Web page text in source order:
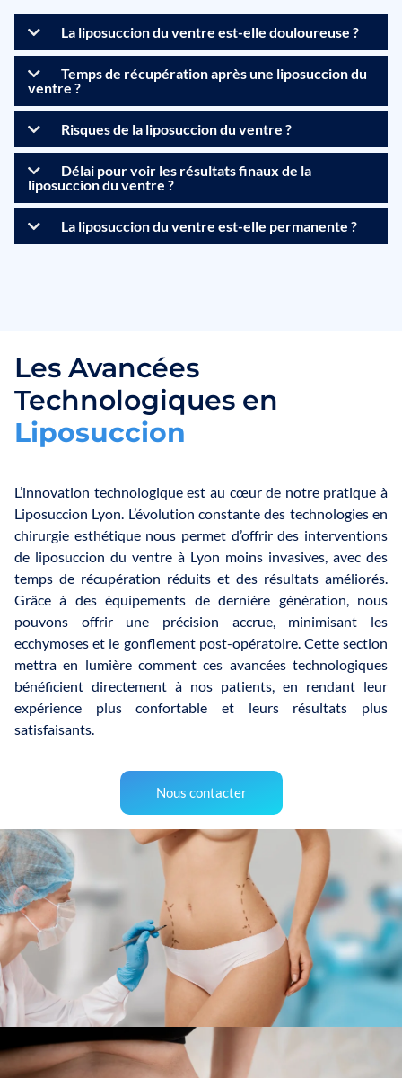
La liposuccion du ventre est-elle douloureuse ?
Temps de récupération après une liposuccion du
ventre ?
Risques de la liposuccion du ventre ?
Délai pour voir les résultats finaux de la
liposuccion du ventre ?
La liposuccion du ventre est-elle permanente ?
Les Avancées
Technologiques en
Liposuccion
L’innovation technologique est au cœur de notre pratique à
Liposuccion Lyon. L’évolution constante des technologies en
chirurgie esthétique nous permet d’offrir des interventions
de liposuccion du ventre à Lyon moins invasives, avec des
temps de récupération réduits et des résultats améliorés.
Grâce à des équipements de dernière génération, nous
pouvons offrir une précision accrue, minimisant les
ecchymoses et le gonflement post-opératoire. Cette section
mettra en lumière comment ces avancées technologiques
bénéficient directement à nos patients, en rendant leur
expérience plus confortable et leurs résultats plus
satisfaisants.
Nous contacter